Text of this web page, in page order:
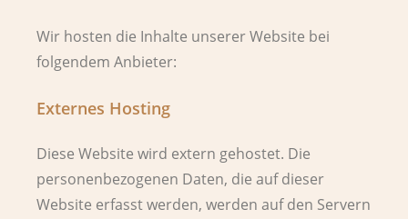
Wir hosten die Inhalte unserer Website bei
folgendem Anbieter:
Externes Hosting
Diese Website wird extern gehostet. Die
personenbezogenen Daten, die auf dieser
Website erfasst werden, werden auf den Servern